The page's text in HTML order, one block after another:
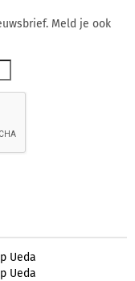
Meld je ook
Ueda
Ueda